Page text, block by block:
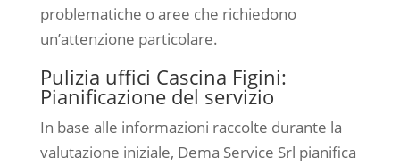
problematiche o aree che richiedono
un’attenzione particolare.
Pulizia uffici Cascina Figini:
Pianificazione del servizio
In base alle informazioni raccolte durante la
valutazione iniziale, Dema Service Srl pianifica